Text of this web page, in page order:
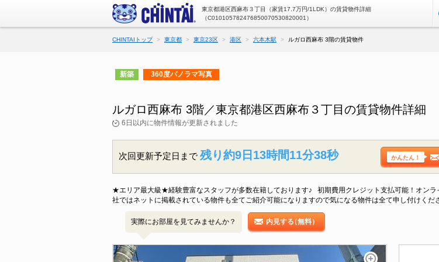
東京都港区西麻布３丁目（家賃17.7万円/1LDK）の賃貸物件詳細
（C010105782476850070530820001）
CHINTAIトップ 東京都 東京23区 港区 六本木駅 ルガロ西麻布 3階の賃貸物件
新築 360度パノラマ写真
ルガロ西麻布 3階／東京都港区西麻布３丁目の賃貸物件詳細
6日以内に物件情報が更新されました
次回更新予定日まで 残り約9日13時間11分36秒 かんたん！
★エリア最大級★経験豊富なスタッフが多数在籍しております♪ 初期費用クレジット支払可能！オン
社ではネットに掲載されている物件も全てご紹介可能になりますので気になる物件は全て申し付けくだ
実際にお部屋を見てみませんか？ 内見する（無料）